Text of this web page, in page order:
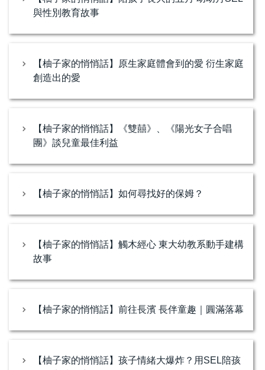
與性別教育故事
【柚子家的悄悄話】原生家庭體會到的愛 衍生家庭
創造出的愛
【柚子家的悄悄話】《雙囍》、《陽光女子合唱
團》談兒童最佳利益
【柚子家的悄悄話】如何尋找好的保姆？
【柚子家的悄悄話】觸木經心 東大幼教系動手建構
故事
【柚子家的悄悄話】前往長濱 長伴童趣｜圓滿落幕
【柚子家的悄悄話】孩子情緒大爆炸？用SEL陪孩